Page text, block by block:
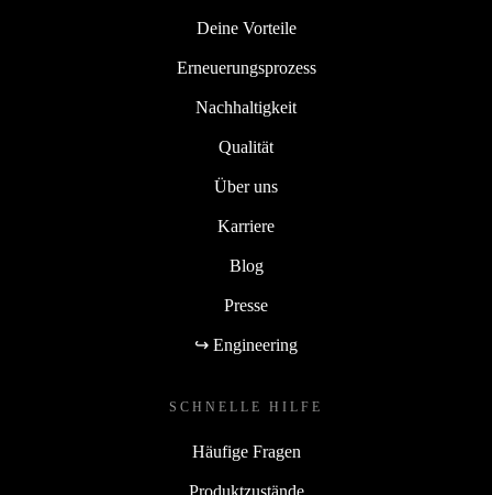
Deine Vorteile
Erneuerungsprozess
Nachhaltigkeit
Qualität
Über uns
Karriere
Blog
Presse
↪ Engineering
SCHNELLE HILFE
Häufige Fragen